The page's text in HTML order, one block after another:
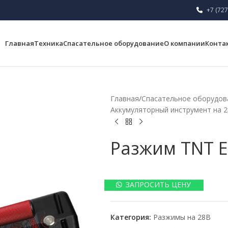
+7
ГлавнаяТехникаСпасательное оборудованиеО компании
Главная/Спасательное
Аккумуляторный инструмент на
Разжим TNT
ЗАПРОСИТЬ ЦЕНУ
Категория: Разжимы на 28В